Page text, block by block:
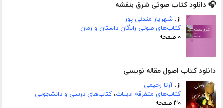
🎧 دانلود کتاب صوتی شرق بنفشه
از: شهریار مندنی پور
کتاب‌های صوتی رایگان داستان و رمان
۰ صفحه
دانلود کتاب اصول مقاله نویسی
از: آرتا رحیمی
کتاب‌های متفرقه ادبیات، کتاب‌های درسی و دانشجویی
۳۰ صفحه